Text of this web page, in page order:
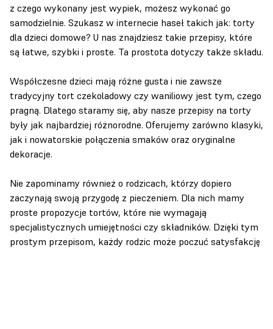
z czego wykonany jest wypiek, możesz wykonać go
samodzielnie. Szukasz w internecie haseł takich jak: torty
dla dzieci domowe? U nas znajdziesz takie przepisy, które
są łatwe, szybki i proste. Ta prostota dotyczy także składu.
Współczesne dzieci mają różne gusta i nie zawsze
tradycyjny tort czekoladowy czy waniliowy jest tym, czego
pragną. Dlatego staramy się, aby nasze przepisy na torty
były jak najbardziej różnorodne. Oferujemy zarówno klasyki,
jak i nowatorskie połączenia smaków oraz oryginalne
dekoracje.
Nie zapominamy również o rodzicach, którzy dopiero
zaczynają swoją przygodę z pieczeniem. Dla nich mamy
proste propozycje tortów, które nie wymagają
specjalistycznych umiejętności czy składników. Dzięki tym
prostym przepisom, każdy rodzic może poczuć satysfakcję